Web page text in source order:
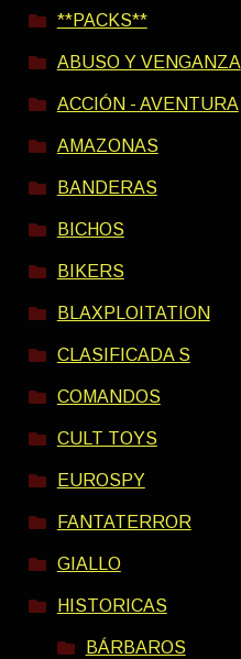
**PACKS**
ABUSO Y VENGANZA
ACCIÓN - AVENTURA
AMAZONAS
BANDERAS
BICHOS
BIKERS
BLAXPLOITATION
CLASIFICADA S
COMANDOS
CULT TOYS
EUROSPY
FANTATERROR
GIALLO
HISTORICAS
BÁRBAROS